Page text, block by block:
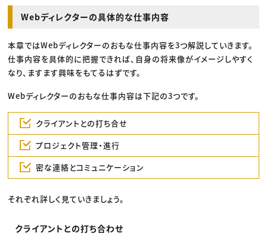
Webディレクターの具体的な仕事内容
本章ではWebディレクターのおもな仕事内容を3つ解説していきます。
仕事内容を具体的に把握できれば、自身の将来像がイメージしやすく
なり、ますます興味をもてるはずです。
Webディレクターのおもな仕事内容は下記の3つです。
クライアントとの打ち合せ
プロジェクト管理・進行
密な連絡とコミュニケーション
それぞれ詳しく見ていきましょう。
クライアントとの打ち合わせ